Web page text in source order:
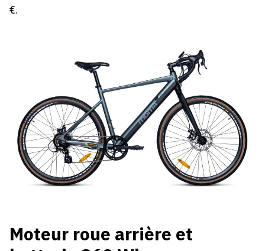
€.
Moteur roue arrière et